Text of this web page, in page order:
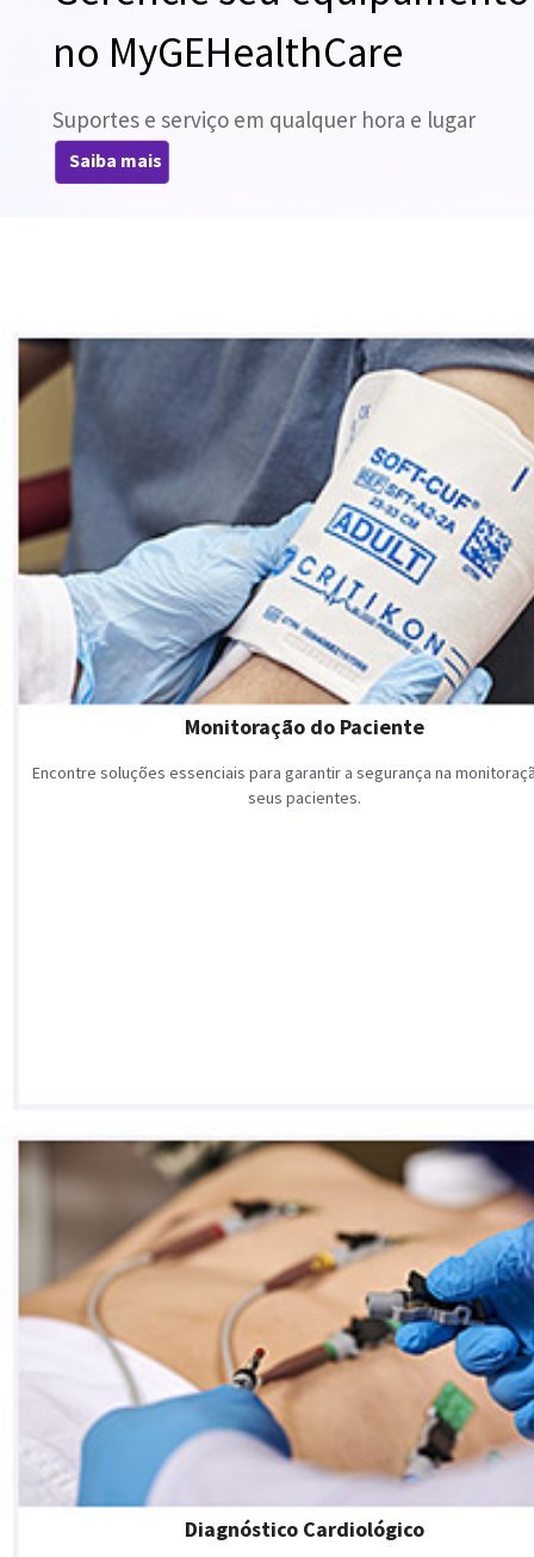
no MyGEHealthCare
Suportes e serviço em qualquer hora e lugar
Saiba mais
Monitoração do Paciente
Encontre soluções essenciais para garantir a segurança na
seus pacientes.
Diagnóstico Cardiológico